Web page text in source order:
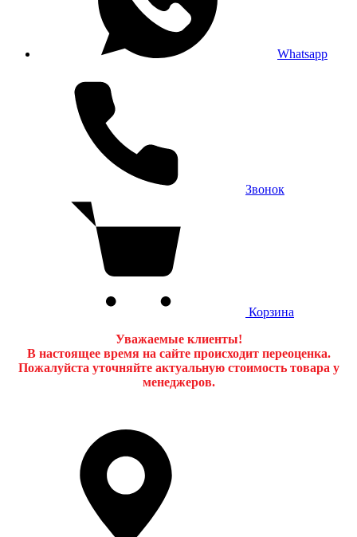
Whatsapp
Звонок
Корзина
Уважаемые клиенты!
В настоящее время на сайте происходит переоценка.
Пожалуйста уточняйте актуальную стоимость товара у
менеджеров.